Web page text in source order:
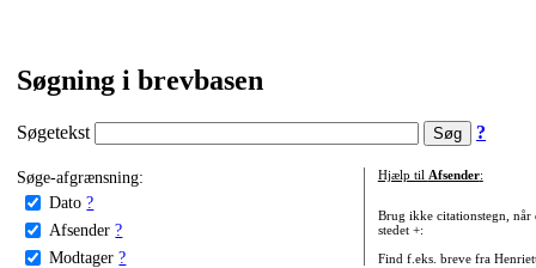
Søgning i brevbasen
Søgetekst ?
Søge-afgrænsning:
Dato ?
Afsender ?
Modtager ?
Hjælp til Afsender:
Brug ikke citationstegn, når
stedet +:
Find f.eks. breve fra